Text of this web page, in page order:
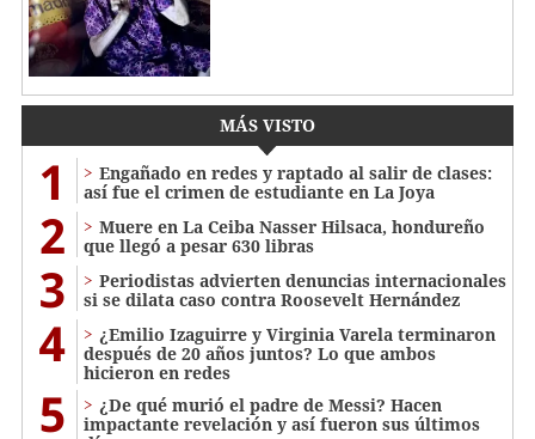
MÁS VISTO
1
Engañado en redes y raptado al salir de clases:
así fue el crimen de estudiante en La Joya
2
Muere en La Ceiba Nasser Hilsaca, hondureño
que llegó a pesar 630 libras
3
Periodistas advierten denuncias internacionales
si se dilata caso contra Roosevelt Hernández
4
¿Emilio Izaguirre y Virginia Varela terminaron
después de 20 años juntos? Lo que ambos
hicieron en redes
5
¿De qué murió el padre de Messi? Hacen
impactante revelación y así fueron sus últimos